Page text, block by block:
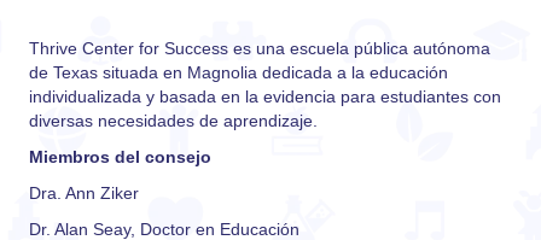
Thrive Center for Success es una escuela pública autónoma
de Texas situada en Magnolia dedicada a la educación
individualizada y basada en la evidencia para estudiantes con
diversas necesidades de aprendizaje.
Miembros del consejo
Dra. Ann Ziker
Dr. Alan Seay, Doctor en Educación